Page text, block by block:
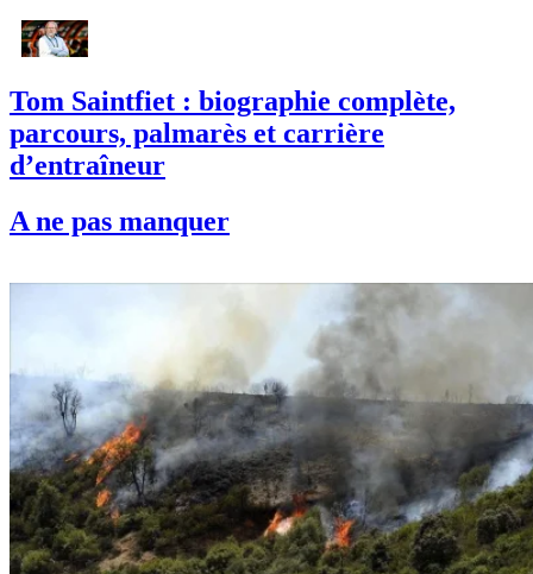
Tom Saintfiet : biographie complète,
parcours, palmarès et carrière
d’entraîneur
A ne pas manquer